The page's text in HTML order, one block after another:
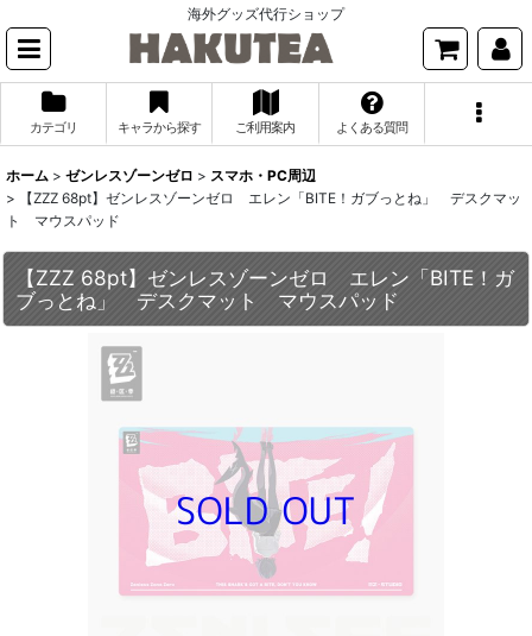
海外グッズ代行ショップ
カテゴリ キャラから探す ご利用案内 よくある質問
ホーム > ゼンレスゾーンゼロ > スマホ・PC周辺
>
【ZZZ 68pt】ゼンレスゾーンゼロ エレン「BITE！ガブっとね」 デスクマッ
ト マウスパッド
【ZZZ 68pt】ゼンレスゾーンゼロ エレン「BITE！ガ
ブっとね」 デスクマット マウスパッド